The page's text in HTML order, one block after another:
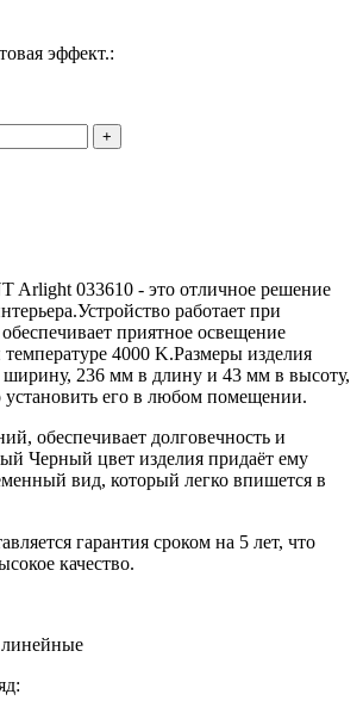
эффект.:
+
Arlight 033610 - это отличное решение
работает при
приятное освещение
температуре 4000 K.Размеры изделия
ширину, 236 мм в длину и 43 мм в высоту,
установить его в любом помещении.
обеспечивает долговечность и
Черный цвет изделия придаёт ему
вид, который легко впишется в
гарантия сроком на 5 лет, что
качество.